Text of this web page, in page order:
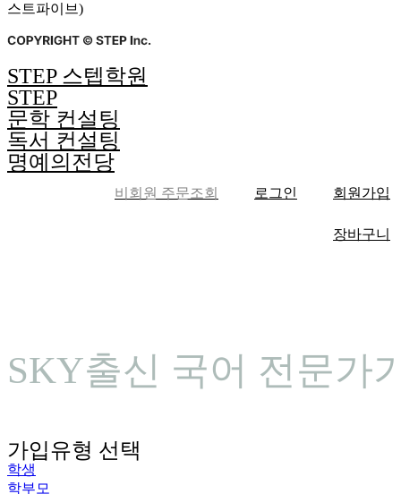
스트파이브)
STEP 스텝학원
STEP
문학 컨설팅
독서 컨설팅
명예의전당
비회원 주문조회 로그인 회원가입
장바구니
SKY출신 국어 전문가
가입유형 선택
학생
학부모